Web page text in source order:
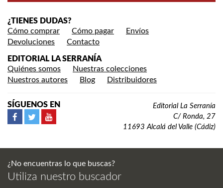
¿TIENES DUDAS?
Cómo comprar
Cómo pagar
Envíos
Devoluciones
Contacto
EDITORIAL LA SERRANÍA
Quiénes somos
Nuestras colecciones
Nuestros autores
Blog Distribuidores
SÍGUENOS EN
Editorial La Serranía
C/ Ronda, 27
11693 Alcalá del Valle (Cádiz)
¿No encuentras lo que buscas?
Utiliza nuestro buscador